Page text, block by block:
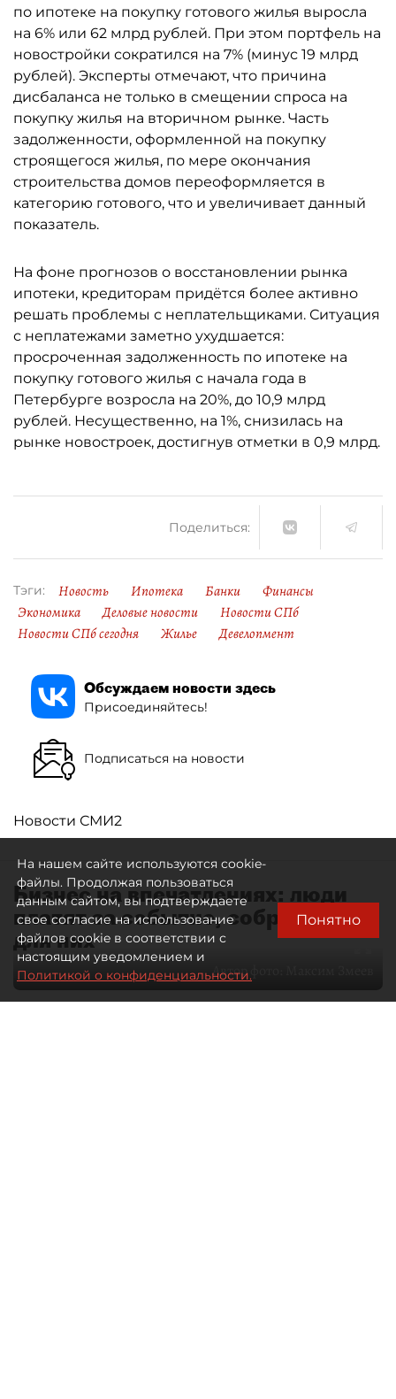
по ипотеке на покупку готового жилья выросла
на 6% или 62 млрд рублей. При этом портфель на
новостройки сократился на 7% (минус 19 млрд
рублей). Эксперты отмечают, что причина
дисбаланса не только в смещении спроса на
покупку жилья на вторичном рынке. Часть
задолженности, оформленной на покупку
строящегося жилья, по мере окончания
строительства домов переоформляется в
категорию готового, что и увеличивает данный
показатель.
На фоне прогнозов о восстановлении рынка
ипотеки, кредиторам придётся более активно
решать проблемы с неплательщиками. Ситуация
с неплатежами заметно ухудшается:
просроченная задолженность по ипотеке на
покупку готового жилья с начала года в
Петербурге возросла на 20%, до 10,9 млрд
рублей. Несущественно, на 1%, снизилась на
рынке новостроек, достигнув отметки в 0,9 млрд.
Поделиться:
Тэги: Новость Ипотека Банки
Финансы
Экономика
Деловые новости
Новости СПб
Новости СПб сегодня
Жилье Девелопмент
Обсуждаем новости здесь
Присоединяйтесь!
Подписаться на новости
Новости СМИ2
Бизнес на впечатлениях: люди
платят за событие, собранное
для них
Автор фото:
На нашем сайте используются cookie-
файлы. Продолжая пользоваться
данным сайтом, вы подтверждаете
свое согласие на использование
файлов cookie в соответствии с
настоящим уведомлением и
Политикой о конфиденциальности.
Понятно